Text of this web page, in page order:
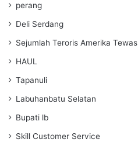
perang
Deli Serdang
Sejumlah Teroris Amerika Tewas
HAUL
Tapanuli
Labuhanbatu Selatan
Bupati lb
Skill Customer Service